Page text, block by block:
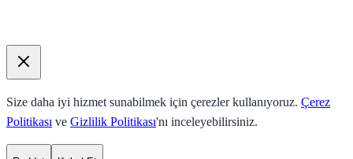
Size daha iyi hizmet sunabilmek için çerezler kullanıyoruz. Çerez
Politikası ve Gizlilik Politikası'nı inceleyebilirsiniz.